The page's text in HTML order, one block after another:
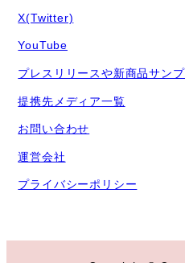
X(Twitter)
YouTube
プレスリリースや新商品サン
提携先メディア一覧
お問い合わせ
運営会社
プライバシーポリシー